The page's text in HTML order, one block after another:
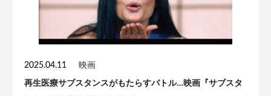
2025.04.11 映画
再生医療サブスタンスがもたらすバトル…映画『サブスタ